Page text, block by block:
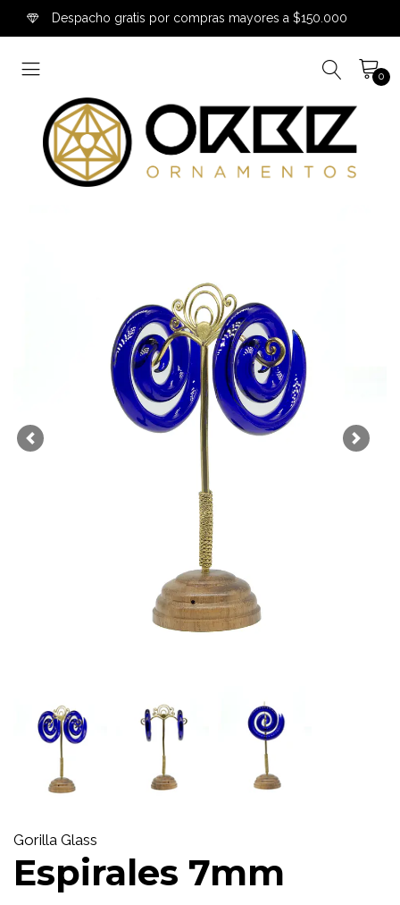
Despacho gratis por compras mayores a $150.000
0
Previous Next
Gorilla Glass
Espirales 7mm